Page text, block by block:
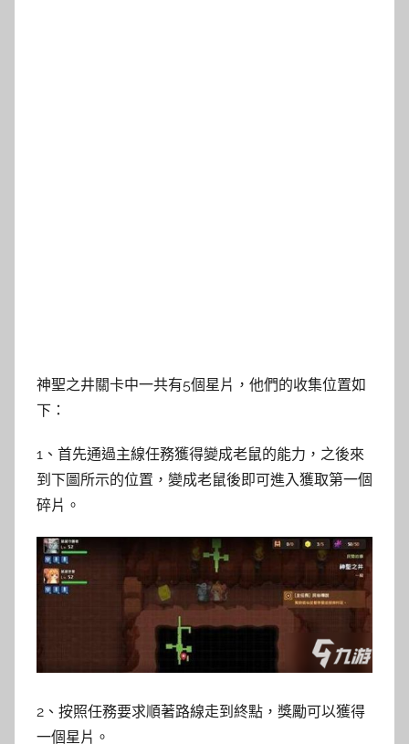
神聖之井關卡中一共有5個星片，他們的收集位置如
下：
1、首先通過主線任務獲得變成老鼠的能力，之後來
到下圖所示的位置，變成老鼠後即可進入獲取第一個
碎片。
2、按照任務要求順著路線走到終點，獎勵可以獲得
一個星片。